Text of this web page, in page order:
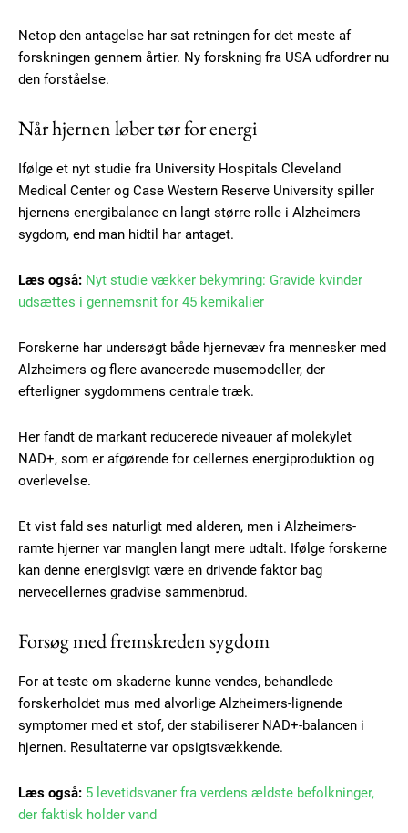
Netop den antagelse har sat retningen for det meste af
forskningen gennem årtier. Ny forskning fra USA udfordrer nu
den forståelse.
Når hjernen løber tør for energi
Ifølge et nyt studie fra University Hospitals Cleveland
Medical Center og Case Western Reserve University spiller
hjernens energibalance en langt større rolle i Alzheimers
sygdom, end man hidtil har antaget.
Læs også: Nyt studie vækker bekymring: Gravide kvinder
udsættes i gennemsnit for 45 kemikalier
Forskerne har undersøgt både hjernevæv fra mennesker med
Alzheimers og flere avancerede musemodeller, der
efterligner sygdommens centrale træk.
Her fandt de markant reducerede niveauer af molekylet
NAD+, som er afgørende for cellernes energiproduktion og
overlevelse.
Et vist fald ses naturligt med alderen, men i Alzheimers-
ramte hjerner var manglen langt mere udtalt. Ifølge forskerne
kan denne energisvigt være en drivende faktor bag
nervecellernes gradvise sammenbrud.
Forsøg med fremskreden sygdom
For at teste om skaderne kunne vendes, behandlede
forskerholdet mus med alvorlige Alzheimers-lignende
symptomer med et stof, der stabiliserer NAD+-balancen i
hjernen. Resultaterne var opsigtsvækkende.
Læs også: 5 levetidsvaner fra verdens ældste befolkninger,
der faktisk holder vand